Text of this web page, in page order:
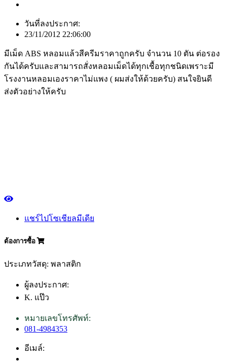
วันที่ลงประกาศ:
23/11/2012 22:06:00
มีเม็ด ABS หลอมแล้วสีครีมราคาถูกครับ จำนวน 10 ตัน ต่อรอง
กันได้ครับและสามารถสั่งหลอมเม็ดได้ทุกเชื้อทุกชนิดเพราะมี
โรงงานหลอมเองราคาไม่แพง ( ผมส่งให้ด้วยครับ) สนใจยินดี
ส่งตัวอย่างให้ครับ
แชร์ไปโซเชียลมีเดีย
ต้องการซื้อ
ประเภทวัสดุ: พลาสติก
ผู้ลงประกาศ:
K. แป๊ว
หมายเลขโทรศัพท์:
081-4984353
อีเมล์: